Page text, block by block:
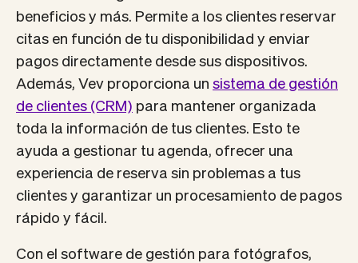
beneficios y más. Permite a los clientes reservar
citas en función de tu disponibilidad y enviar
pagos directamente desde sus dispositivos.
Además, Vev proporciona un sistema de gestión
de clientes (CRM) para mantener organizada
toda la información de tus clientes. Esto te
ayuda a gestionar tu agenda, ofrecer una
experiencia de reserva sin problemas a tus
clientes y garantizar un procesamiento de pagos
rápido y fácil.
Con el software de gestión para fotógrafos,